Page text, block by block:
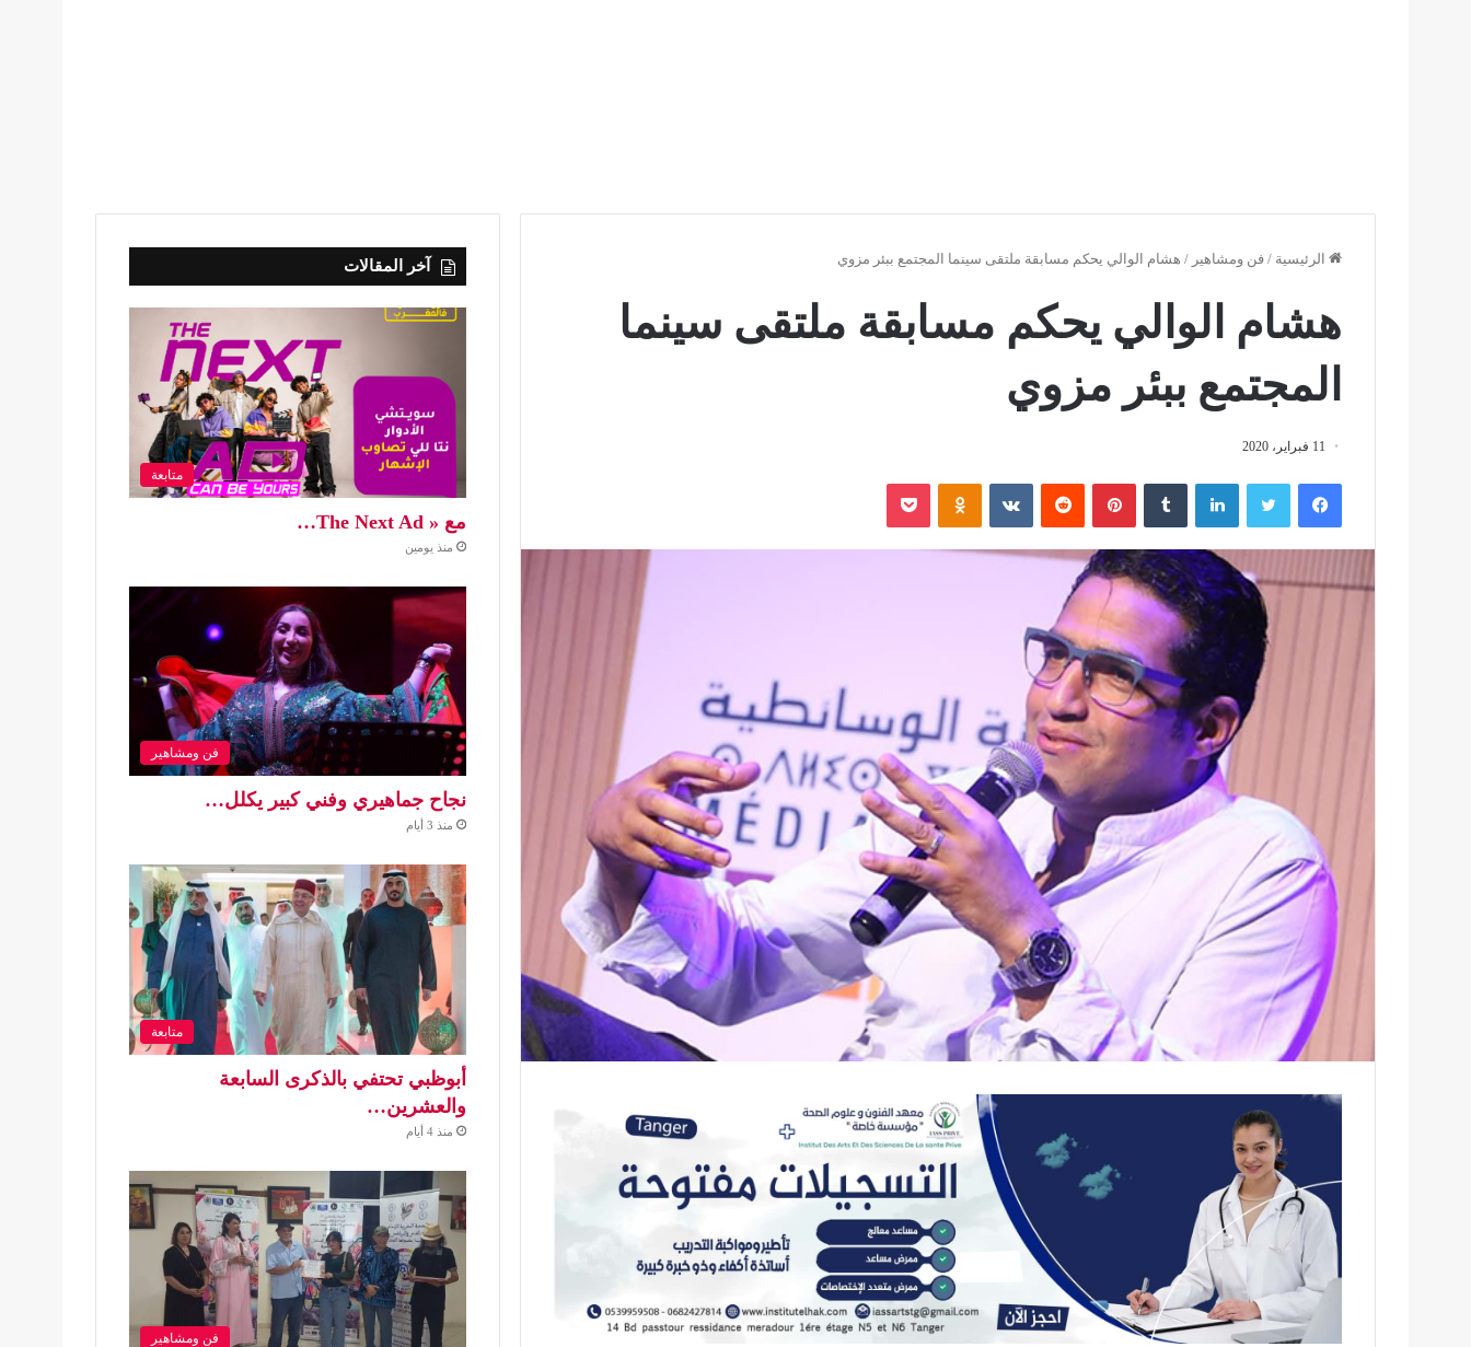
الرئيسية / فن ومشاهير / هشام الوالي يحكم مسابقة ملتقى سينما المجتمع ببئر مزوي
هشام الوالي يحكم مسابقة ملتقى سينما
المجتمع ببئر مزوي
11 فبراير، 2020
فيسبوك تويتر لينكدإن بينتيريست Odnoklassniki
بوكيت
آخر المقالات
متابعة
مع « The Next Ad…
منذ يومين
فن ومشاهير
نجاح جماهيري وفني كبير يكلل…
منذ 3 أيام
متابعة
أبوظبي تحتفي بالذكرى السابعة
والعشرين…
منذ 4 أيام
فن ومشاهير